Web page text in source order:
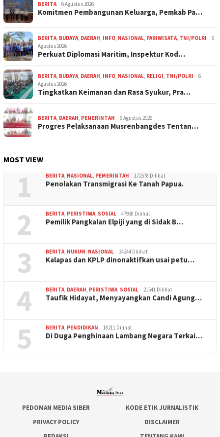
BERITA 6 Agustus 2026
Komitmen Pembangunan Keluarga, Pemkab Pa…
BERITA, BUDAYA, DAERAH, INFO, NASIONAL, PARIWISATA, TNI/POLRI
6
Agustus 2026
Perkuat Diplomasi Maritim, Inspektur Kod…
BERITA, BUDAYA, DAERAH, INFO, NASIONAL, RELIGI, TNI/POLRI
6
Agustus 2026
Tingkatkan Keimanan dan Rasa Syukur, Pra…
BERITA, DAERAH, PEMERINTAH 6 Agustus 2026
Progres Pelaksanaan Musrenbangdes Tentan…
MOST VIEW
1 BERITA, NASIONAL, PEMERINTAH 172578 Dilihat
Penolakan Transmigrasi Ke Tanah Papua.
2 BERITA, PERISTIWA, SOSIAL 47938 Dilihat
Pemilik Pangkalan Elpiji yang di Sidak B…
3 BERITA, HUKUM, NASIONAL 34244 Dilihat
Kalapas dan KPLP dinonaktifkan usai petu…
4 BERITA, DAERAH, PERISTIWA, SOSIAL 21541 Dilihat
Taufik Hidayat, Menyayangkan Candi Agung…
5 BERITA, PENDIDIKAN 18211 Dilihat
Di Duga Penghinaan Lambang Negara Terkai…
PEDOMAN MEDIA SIBER
KODE ETIK JURNALISTIK
PRIVACY POLICY
DISCLAIMER